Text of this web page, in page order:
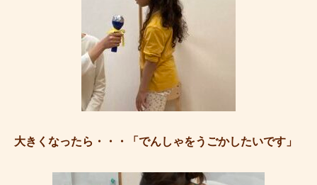
大きくなったら・・・「でんしゃをうごかしたいです」